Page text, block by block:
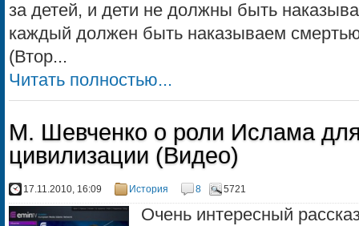
за детей, и дети не должны быть
каждый должен быть наказываем смертью
(Втор...
Читать полностью...
М. Шевченко о роли Ислама
цивилизации (Видео)
17.11.2010, 16:09 История 8 5721
Очень интересный